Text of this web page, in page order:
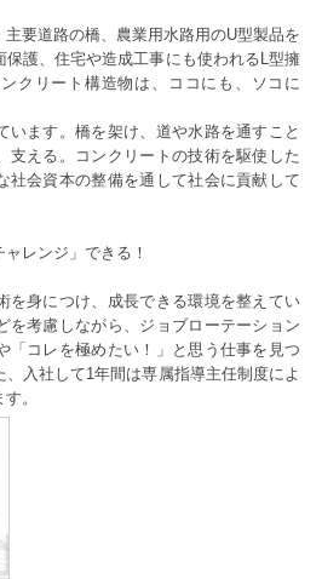
要道路の橋、農業用水路用のU型製品を
保護、住宅や造成工事にも使われるL型擁
クリート構造物は、ココにも、ソコに
います。橋を架け、道や水路を通すこと
支える。コンクリートの技術を駆使した
社会資本の整備を通して社会に貢献して
レンジ」できる！
を身につけ、成長できる環境を整えてい
を考慮しながら、ジョブローテーション
「コレを極めたい！」と思う仕事を見つ
入社して1年間は専属指導主任制度によ
。